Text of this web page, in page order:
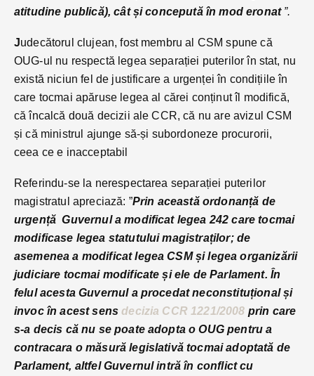
atitudine publică), cât și concepută în mod eronat”.
Judecătorul clujean, fost membru al CSM spune că
OUG-ul nu respectă legea separației puterilor în stat, nu
există niciun fel de justificare a urgenței în condițiile în
care tocmai apăruse legea al cărei conținut îl modifică,
că încalcă două decizii ale CCR, că nu are avizul CSM
și că ministrul ajunge să-și subordoneze procurorii,
ceea ce e inacceptabil
Referindu-se la nerespectarea separației puterilor
magistratul apreciază: ”Prin această ordonanță de
urgență Guvernul a modificat legea 242 care tocmai
modificase legea statutului magistraților; de
asemenea a modificat legea CSM și legea organizării
judiciare tocmai modificate și ele de Parlament. În
felul acesta Guvernul a procedat neconstituțional și
invoc în acest sensdecizia CCR 1221/2008 prin care
s-a decis că nu se poate adopta o OUG pentru a
contracara o măsură legislativă tocmai adoptată de
Parlament, altfel Guvernul intră în conflict cu